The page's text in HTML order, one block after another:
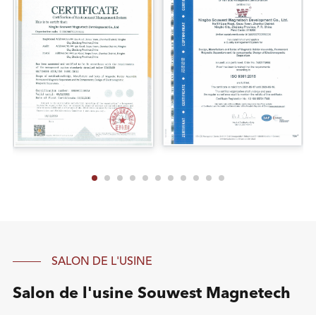
SALON DE L'USINE
Salon de l'usine Souwest Magnetech